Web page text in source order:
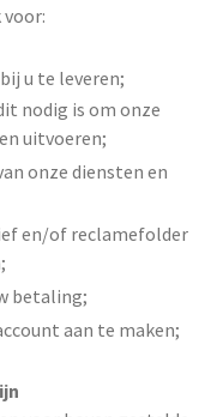
u te leveren;
nodig is om onze
uitvoeren;
onze diensten en
en/of reclamefolder
betaling;
aan te maken;